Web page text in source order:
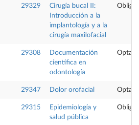
29329
Cirugía bucal II:
Introducción a la
implantología y a la
cirugía maxilofacial
29308
Documentación
científica en
odontología
29347 Dolor orofacial
29315
Epidemiología y
salud pública